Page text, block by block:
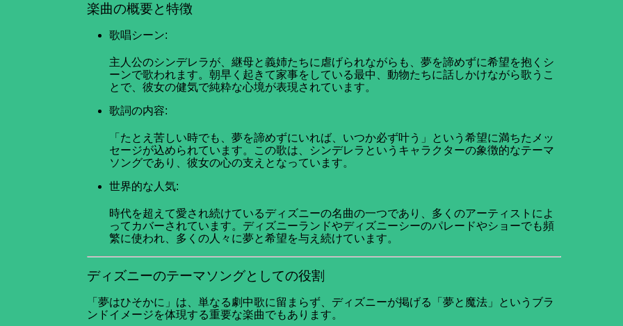
楽曲の概要と特徴
歌唱シーン:
主人公のシンデレラが、継母と義姉たちに虐げられながらも、夢を諦めずに希望を抱くシ
ーンで歌われます。朝早く起きて家事をしている最中、動物たちに話しかけながら歌うこ
とで、彼女の健気で純粋な心境が表現されています。
歌詞の内容:
「たとえ苦しい時でも、夢を諦めずにいれば、いつか必ず叶う」という希望に満ちたメッ
セージが込められています。この歌は、シンデレラというキャラクターの象徴的なテーマ
ソングであり、彼女の心の支えとなっています。
世界的な人気:
時代を超えて愛され続けているディズニーの名曲の一つであり、多くのアーティストによ
ってカバーされています。ディズニーランドやディズニーシーのパレードやショーでも頻
繁に使われ、多くの人々に夢と希望を与え続けています。
ディズニーのテーマソングとしての役割
「夢はひそかに」は、単なる劇中歌に留まらず、ディズニーが掲げる「夢と魔法」というブラ
ンドイメージを体現する重要な楽曲でもあります。